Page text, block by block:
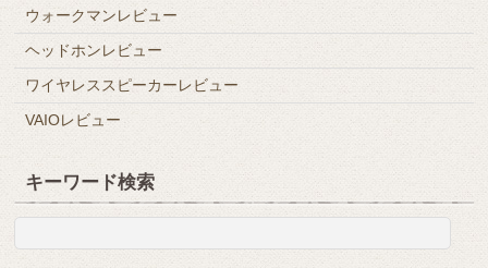
ウォークマンレビュー
ヘッドホンレビュー
ワイヤレススピーカーレビュー
VAIOレビュー
キーワード検索